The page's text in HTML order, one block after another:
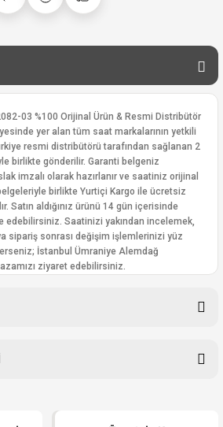
03 %100 Orijinal Ürün & Resmi Distribütör
yer alan tüm saat markalarının yetkili
resmi distribütörü tarafından sağlanan 2
birlikte gönderilir. Garanti belgeniz
imzalı olarak hazırlanır ve saatiniz orijinal
birlikte Yurtiçi Kargo ile ücretsiz
Satın aldığınız ürünü 14 gün içerisinde
edebilirsiniz. Saatinizi yakından incelemek,
sipariş sonrası değişim işlemlerinizi yüz
İstanbul Ümraniye Alemdağ
ziyaret edebilirsiniz.